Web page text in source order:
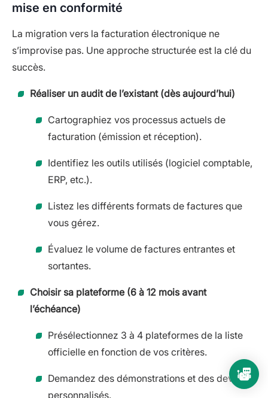
mise en conformité
La migration vers la facturation électronique ne
s’improvise pas. Une approche structurée est la clé du
succès.
Réaliser un audit de l’existant (dès aujourd’hui)
Cartographiez vos processus actuels de
facturation (émission et réception).
Identifiez les outils utilisés (logiciel comptable,
ERP, etc.).
Listez les différents formats de factures que
vous gérez.
Évaluez le volume de factures entrantes et
sortantes.
Choisir sa plateforme (6 à 12 mois avant
l’échéance)
Présélectionnez 3 à 4 plateformes de la liste
officielle en fonction de vos critères.
Demandez des démonstrations et des devis
personnalisés.